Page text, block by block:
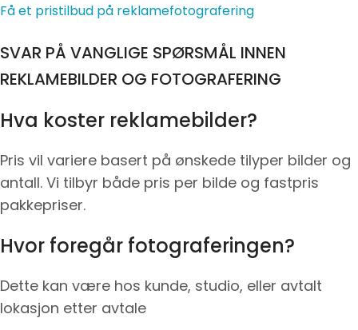
Få et pristilbud på reklamefotografering
SVAR PÅ VANGLIGE SPØRSMÅL INNEN
REKLAMEBILDER OG FOTOGRAFERING
Hva koster reklamebilder?
Pris vil variere basert på ønskede tilyper bilder og
antall. Vi tilbyr både pris per bilde og fastpris
pakkepriser.
Hvor foregår fotograferingen?
Dette kan være hos kunde, studio, eller avtalt
lokasjon etter avtale